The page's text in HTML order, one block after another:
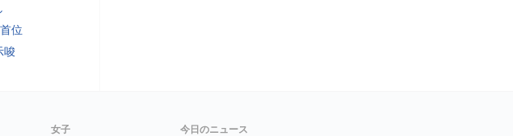
位
唆
女子 今日のニュース